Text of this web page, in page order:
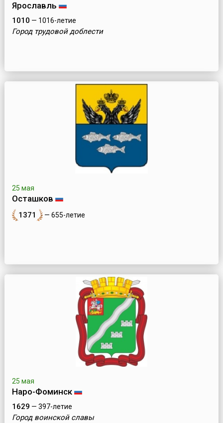
Ярославль
1010 — 1016-летие
Город трудовой доблести
25 мая
Осташков
1371 — 655-летие
25 мая
Наро-Фоминск
1629 — 397-летие
Город воинской славы